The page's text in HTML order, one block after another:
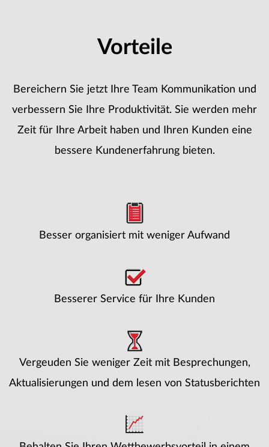
Vorteile
Bereichern Sie jetzt Ihre Team Kommunikation und
verbessern Sie Ihre Produktivität. Sie werden mehr
Zeit für Ihre Arbeit haben und Ihren Kunden eine
bessere Kundenerfahrung bieten.
Besser organisiert mit weniger Aufwand
Besserer Service für Ihre Kunden
Vergeuden Sie weniger Zeit mit Besprechungen,
Aktualisierungen und dem lesen von Statusberichten